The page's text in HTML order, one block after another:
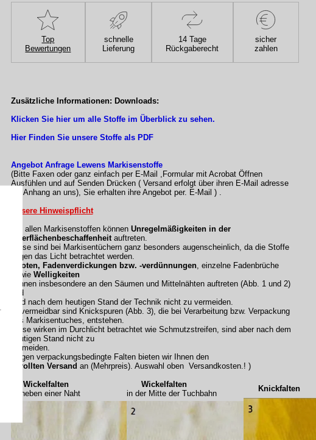
Top
Bewertungen
schnelle
Lieferung
14 Tage
Rückgaberecht
sicher
zahlen
Zusätzliche Informationen: Downloads:
Klicken Sie hier um alle Stoffe im Überblick zu sehen.
Hier Finden Sie unsere Stoffe als PDF
Angebot Anfrage Lewens Markisenstoffe
(Bitte Faxen oder ganz einfach per E-Mail ,Formular mit Acrobat Öffnen
Ausfühlen und auf Senden Drücken ( Versand erfolgt über ihren E-Mail adresse
als Anhang an uns), Sie erhalten ihre Angebot per. E-Mail ) .
Unsere Hinweispflicht
Bei allen Markisenstoffen könnenUnregelmäßigkeiten in der
Oberflächenbeschaffenheitauftreten.
Diese sind bei Markisentüchern ganz besonders augenscheinlich, da die Stoffe
gegen das Licht betrachtet werden.
Knoten, Fadenverdickungen bzw. -verdünnungen, einzelne Fadenbrüche
sowie Welligkeiten
können insbesondere an den Säumen und Mittelnähten auftreten (Abb. 1 und 2)
und
sind nach dem heutigen Stand der Technik nicht zu vermeiden.
Unvermeidbar sind Knickspuren (Abb. 3), die bei Verarbeitung bzw. Verpackung
des Markisentuches, entstehen.
Diese wirken im Durchlicht betrachtet wie Schmutzstreifen, sind aber nach dem
heutigen Stand nicht zu
vermeiden.
Gegen verpackungsbedingte Falten bieten wir Ihnen den
gerollten Versand an (Mehrpreis). Auswahl oben Versandkosten.! )
Wickelfalten
neben einer Naht
Wickelfalten
in der Mitte der Tuchbahn
Knickfalten